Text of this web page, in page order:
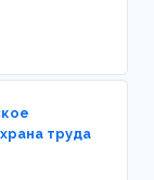
труда